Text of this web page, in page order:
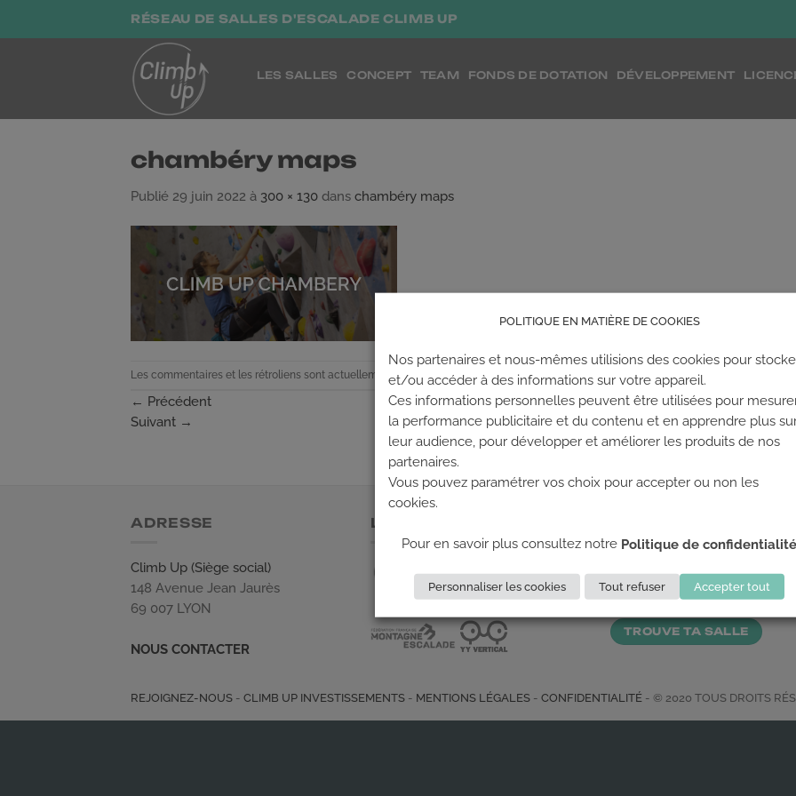
RÉSEAU DE SALLES D'ESCALADE CLIMB UP
LES SALLES CONCEPT TEAM FONDS DE DOTATION DÉVELOPPEMENT
chambéry maps
Publié 29 juin 2022 à 300 × 130 dans chambéry maps
Les commentaires et les rétroliens sont actuellement fermés.
← Précédent
Suivant →
ADRESSE
Climb Up (Siège social)
148 Avenue Jean Jaurès
69 007 LYON
NOUS CONTACTER
LES PARTENAIRES
salles, partout en France
TROUVE TA SALLE
REJOIGNEZ-NOUS - CLIMB UP INVESTISSEMENTS - MENTIONS LÉGALES - CONFIDENTIALITÉ - © 2020 TOUS DROITS
POLITIQUE EN MATIÈRE DE COOKIES
Nos partenaires et nous-mêmes utilisions des cookies pour
et/ou accéder à des informations sur votre appareil.
Ces informations personnelles peuvent être utilisées pour
la performance publicitaire et du contenu et en apprendre plus
leur audience, pour développer et améliorer les produits de nos
partenaires.
Vous pouvez paramétrer vos choix pour accepter ou non les
cookies.
Pour en savoir plus consultez notre Politique de confidentialité
Personnaliser les cookies Tout refuser Accepter tout